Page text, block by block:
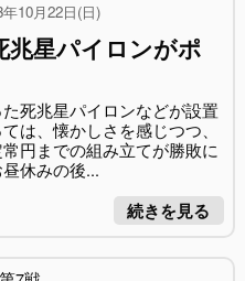
10月22日(日)
兆星パイロンがポ
死兆星パイロンなどが設置
は、懐かしさを感じつつ、
円までの組み立てが勝敗に
休みの後...
続きを見る